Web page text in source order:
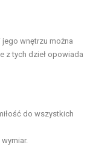
wnętrzu można
z tych dzieł opowiada
do wszystkich